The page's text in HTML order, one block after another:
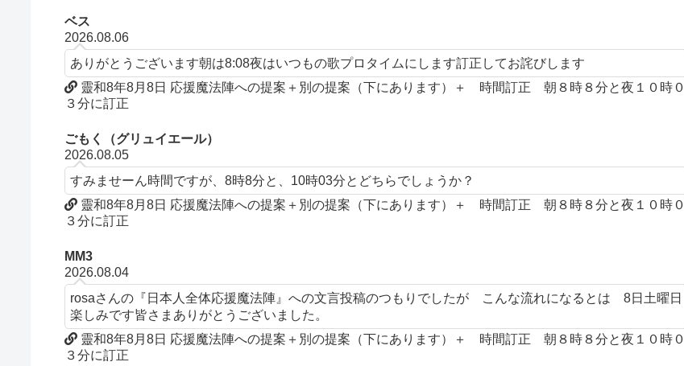
ベス
2026.08.06
ありがとうございます朝は8:08夜はいつもの歌プロタイムにします訂正してお詫びします
靈和8年8月8日 応援魔法陣への提案＋別の提案（下にあります）＋ 時間訂正 朝８時８分と夜１０時０
３分に訂正
ごもく（グリュイエール）
2026.08.05
すみませーん時間ですが、8時8分と、10時03分とどちらでしょうか？
靈和8年8月8日 応援魔法陣への提案＋別の提案（下にあります）＋ 時間訂正 朝８時８分と夜１０時０
３分に訂正
MM3
2026.08.04
rosaさんの『日本人全体応援魔法陣』への文言投稿のつもりでしたが こんな流れになるとは 8日土曜日
楽しみです皆さまありがとうございました。
靈和8年8月8日 応援魔法陣への提案＋別の提案（下にあります）＋ 時間訂正 朝８時８分と夜１０時０
３分に訂正